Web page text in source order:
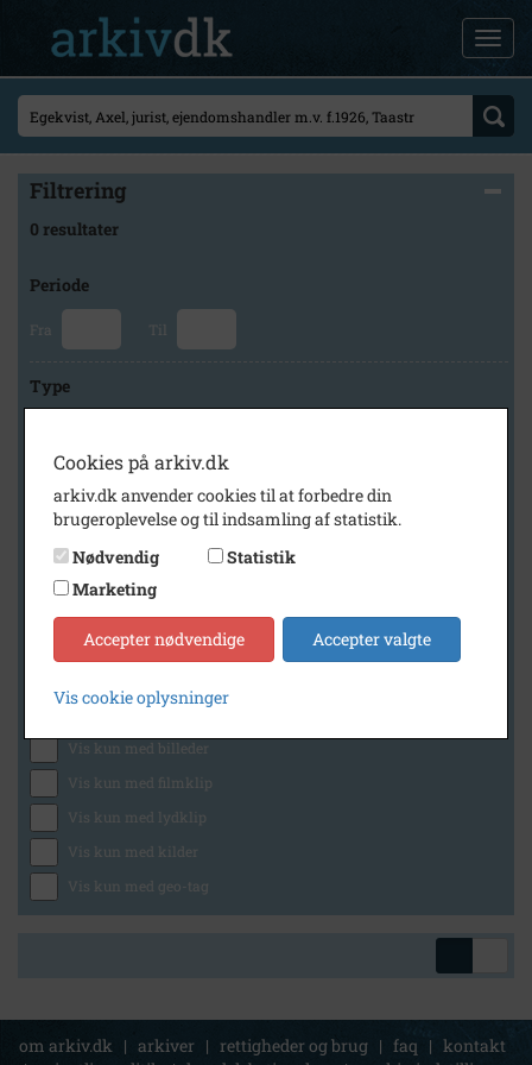
Filtrering
0 resultater
Periode
Fra Til
Type
Arkiv
Byhistorisk Samling og Arkiv i Høje-Taastrup Kommune
Generelt
Vis kun med billeder
Vis kun med filmklip
Vis kun med lydklip
Vis kun med kilder
Vis kun med geo-tag
om arkiv.dk | arkiver | rettigheder og brug | faq | kontakt
Cookies på arkiv.dk
arkiv.dk anvender cookies til at forbedre din
brugeroplevelse og til indsamling af statistik.
Nødvendig
Statistik
Marketing
Accepter nødvendige Accepter valgte
Vis cookie oplysninger